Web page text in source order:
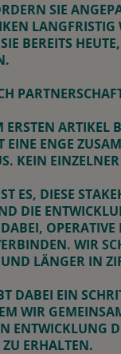
SIE
BEREITS
ERSTEN
EINE ENGE
KEIN
ES, DIESE
DIE
WIR
UND LÄNGER IN
DABEI EIN
WIR
ENTWICKLUNG
ERHALTEN.